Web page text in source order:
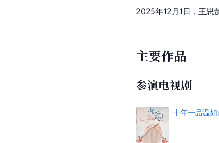
2025年12月1日，王思
主要作品
参演电视剧
十年一品温如